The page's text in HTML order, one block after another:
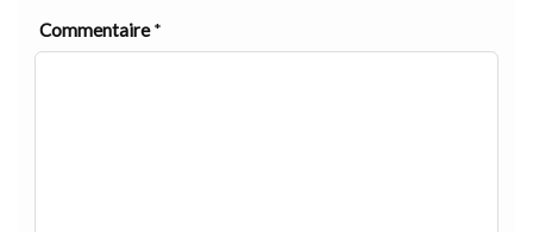
Commentaire*